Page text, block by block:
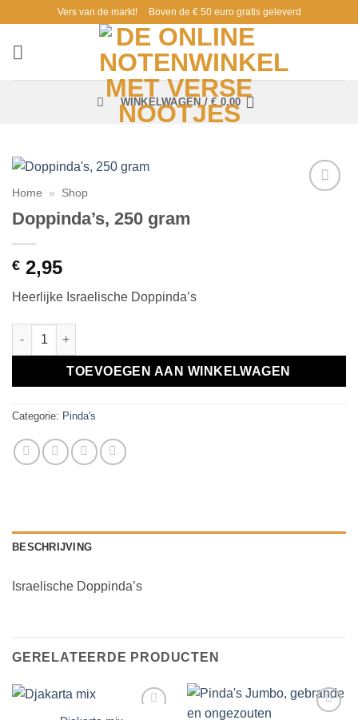
inhoud
Vers van de markt! Boven de € 50 euro gratis geleverd
WINKELWAGEN /€ 0,00
Home » Shop
Doppinda’s, 250 gram
€ 2,95
Heerlijke Israelische Doppinda’s
Doppinda's, 250 gram aantal
TOEVOEGEN AAN WINKELWAGEN
Categorie: Pinda's
BESCHRIJVING
Israelische Doppinda’s
GERELATEERDE PRODUCTEN